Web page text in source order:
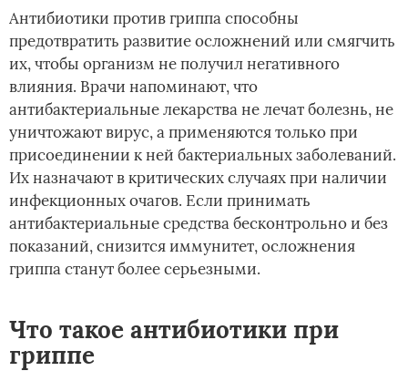
Антибиотики против гриппа способны
предотвратить развитие осложнений или смягчить
их, чтобы организм не получил негативного
влияния. Врачи напоминают, что
антибактериальные лекарства не лечат болезнь, не
уничтожают вирус, а применяются только при
присоединении к ней бактериальных заболеваний.
Их назначают в критических случаях при наличии
инфекционных очагов. Если принимать
антибактериальные средства бесконтрольно и без
показаний, снизится иммунитет, осложнения
гриппа станут более серьезными.
Что такое антибиотики при
гриппе